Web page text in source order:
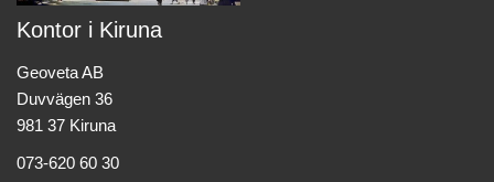
Kontor i Kiruna
Geoveta AB
Duvvägen 36
981 37 Kiruna
073-620 60 30